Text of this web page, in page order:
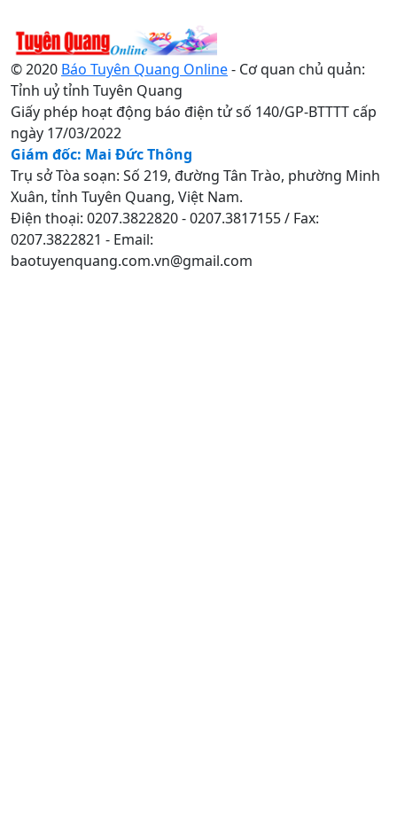
© 2020 Báo Tuyên Quang Online- Cơ quan chủ quản:
Tỉnh uỷ tỉnh Tuyên Quang
Giấy phép hoạt động báo điện tử số 140/GP-BTTTT cấp
ngày 17/03/2022
Giám đốc: Mai Đức Thông
Trụ sở Tòa soạn: Số 219, đường Tân Trào, phường Minh
Xuân, tỉnh Tuyên Quang, Việt Nam.
Điện thoại: 0207.3822820 - 0207.3817155 / Fax:
0207.3822821 - Email:
baotuyenquang.com.vn@gmail.com